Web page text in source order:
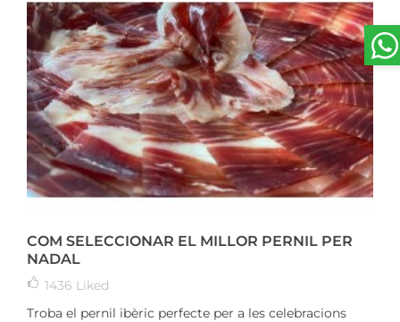
COM SELECCIONAR EL MILLOR PERNIL PER
NADAL
1436 Liked
Troba el pernil ibèric perfecte per a les celebracions